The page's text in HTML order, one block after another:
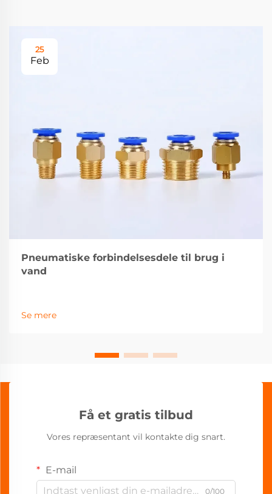
25
Feb
Pneumatiske forbindelsesdele til brug i
vand
Se mere
Få et gratis tilbud
Vores repræsentant vil kontakte dig snart.
E-mail
0/100